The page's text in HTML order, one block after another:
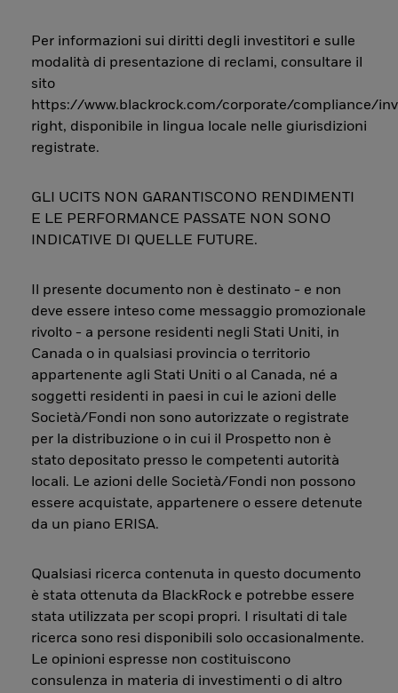
Per informazioni sui diritti degli investitori e sulle
modalità di presentazione di reclami, consultare il
sito
https://www.blackrock.com/corporate/compliance/
right, disponibile in lingua locale nelle giurisdizioni
registrate.
GLI UCITS NON GARANTISCONO RENDIMENTI
E LE PERFORMANCE PASSATE NON SONO
INDICATIVE DI QUELLE FUTURE.
Il presente documento non è destinato - e non
deve essere inteso come messaggio promozionale
rivolto - a persone residenti negli Stati Uniti, in
Canada o in qualsiasi provincia o territorio
appartenente agli Stati Uniti o al Canada, né a
soggetti residenti in paesi in cui le azioni delle
Società/Fondi non sono autorizzate o registrate
per la distribuzione o in cui il Prospetto non è
stato depositato presso le competenti autorità
locali. Le azioni delle Società/Fondi non possono
essere acquistate, appartenere o essere detenute
da un piano ERISA.
Qualsiasi ricerca contenuta in questo documento
è stata ottenuta da BlackRock e potrebbe essere
stata utilizzata per scopi propri. I risultati di tale
ricerca sono resi disponibili solo occasionalmente.
Le opinioni espresse non costituiscono
consulenza in materia di investimenti o di altro